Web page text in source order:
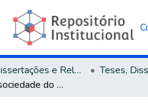
Teses, Dissertações e Relatórios
Indivíduo e a sociedade do espetáculo : uma releitura a partir da ética das virtudes